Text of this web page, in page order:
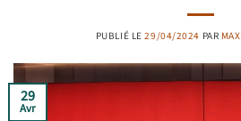
PUBLIÉ LE29/04/2024 PAR
29
Avr